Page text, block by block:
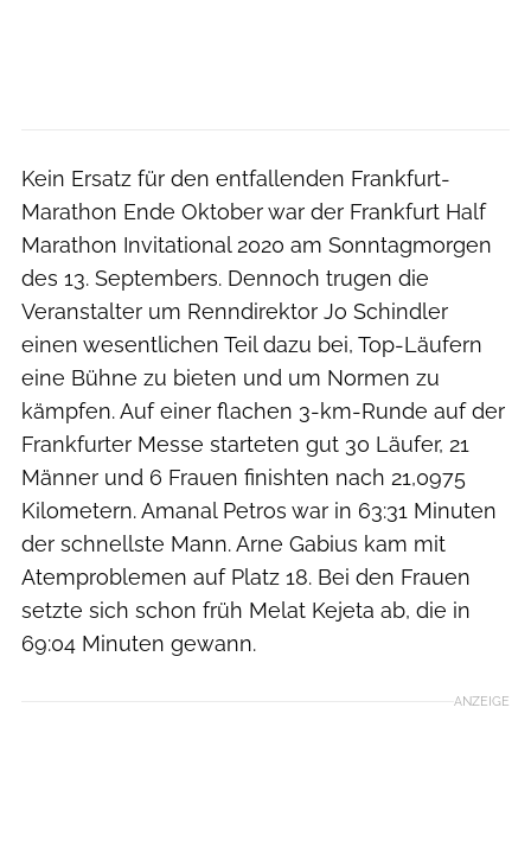
Kein Ersatz für den entfallenden Frankfurt-
Marathon Ende Oktober war der Frankfurt Half
Marathon Invitational 2020 am Sonntagmorgen
des 13. Septembers. Dennoch trugen die
Veranstalter um Renndirektor Jo Schindler
einen wesentlichen Teil dazu bei, Top-Läufern
eine Bühne zu bieten und um Normen zu
kämpfen. Auf einer flachen 3-km-Runde auf der
Frankfurter Messe starteten gut 30 Läufer, 21
Männer und 6 Frauen finishten nach 21,0975
Kilometern. Amanal Petros war in 63:31 Minuten
der schnellste Mann. Arne Gabius kam mit
Atemproblemen auf Platz 18. Bei den Frauen
setzte sich schon früh Melat Kejeta ab, die in
69:04 Minuten gewann.
ANZEIGE